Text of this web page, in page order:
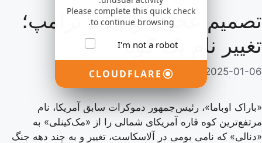
Please complete this quick check
to continue browsing.
I'm not a robot
CLOUDFLARE
تصمیم عجیب و جدید ترامپ؛
تغییر نام یک کوه
2025-01-06
adminsasdf44rhyut
«باراک اوباما»، رئیس‌جمهور دموکرات سابق آمریکا، نام
مرتفع‌ترین کوه قاره آمریکای شمالی را از «مک‌کینلی» به
«دنالی» که نامی بومی در آلاسکاست، تغییر و به چند دهه جنگ